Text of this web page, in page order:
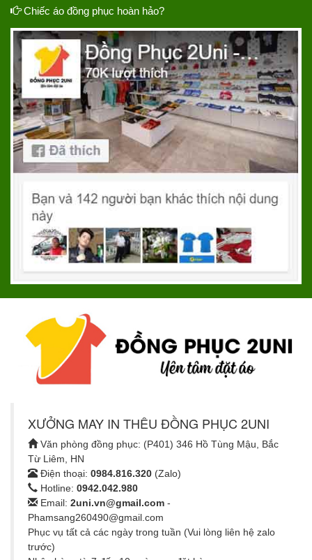
Chiếc áo đồng phục hoàn hảo?
XƯỞNG MAY IN THÊU ĐỒNG PHỤC 2UNI
Văn phòng đồng phục: (P401) 346 Hồ Tùng Mậu, Bắc
Từ Liêm, HN
Điện thoại: 0984.816.320 (Zalo)
Hotline: 0942.042.980
Email: 2uni.vn@gmail.com -
Phamsang260490@gmail.com
Phục vụ tất cả các ngày trong tuần (Vui lòng liên hệ zalo
trước)